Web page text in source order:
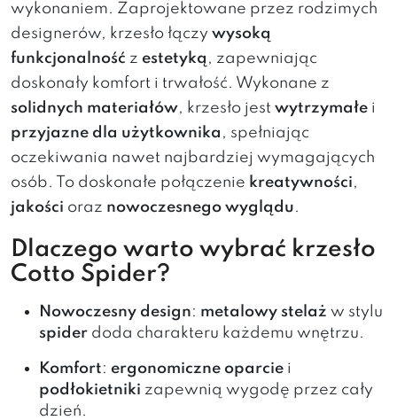
wykonaniem. Zaprojektowane przez rodzimych
designerów, krzesło łączy wysoką
funkcjonalność z estetyką , zapewniając
doskonały komfort i trwałość. Wykonane z
solidnych materiałów, krzesło jest wytrzymałe i
przyjazne dla użytkownika , spełniając
oczekiwania nawet najbardziej wymagających
osób. To doskonałe połączenie kreatywności,
jakości oraz nowoczesnego wyglądu.
Dlaczego warto wybrać krzesło
Cotto Spider?
Nowoczesny design: metalowy stelaż w stylu
spider doda charakteru każdemu wnętrzu.
Komfort: ergonomiczne oparcie i
podłokietniki zapewnią wygodę przez cały
dzień.